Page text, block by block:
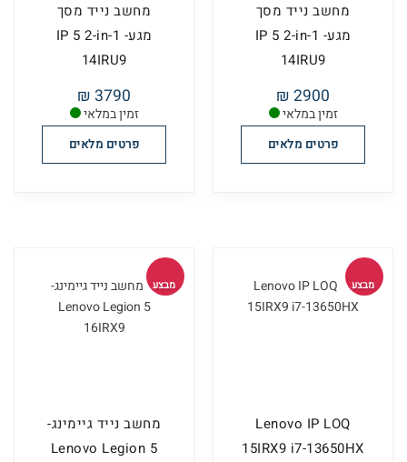
זמין במלאי
מחשב נייד מסך
מגע- IP 5 2-in-1
14IRU9
2900 ₪
פרטים מלאים
זמין במלאי
מחשב נייד מסך
מגע- IP 5 2-in-1
14IRU9
3790 ₪
פרטים מלאים
מבצע
Lenovo IP LOQ
15IRX9 i7-13650HX
מבצע
מחשב נייד גיימינג-
Lenovo Legion 5